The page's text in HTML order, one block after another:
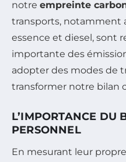
notre empreinte
transports, notamment
essence et diesel, sont
importante des
adopter des modes de
transformer notre bilan
L’IMPORTANCE DU
PERSONNEL
En mesurant leur propre